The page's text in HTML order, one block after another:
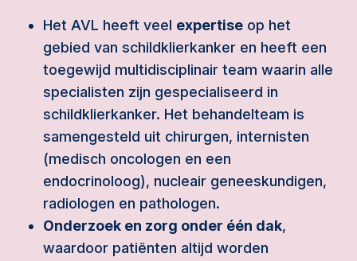
Het AVL heeft veel expertise op het
gebied van schildklierkanker en heeft een
toegewijd multidisciplinair team waarin alle
specialisten zijn gespecialiseerd in
schildklierkanker. Het behandelteam is
samengesteld uit chirurgen, internisten
(medisch oncologen en een
endocrinoloog), nucleair geneeskundigen,
radiologen en pathologen.
Onderzoek en zorg onder één dak,
waardoor patiënten altijd worden